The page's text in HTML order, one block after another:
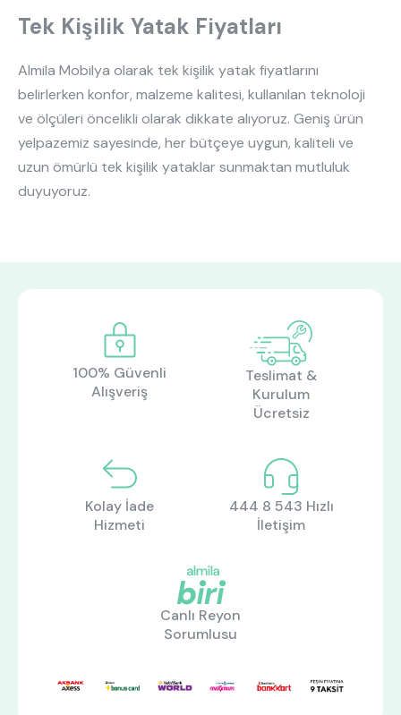
Tek Kişilik Yatak Fiyatları
Almila Mobilya olarak tek kişilik yatak fiyatlarını
belirlerken konfor, malzeme kalitesi, kullanılan teknoloji
ve ölçüleri öncelikli olarak dikkate alıyoruz. Geniş ürün
yelpazemiz sayesinde, her bütçeye uygun, kaliteli ve
uzun ömürlü tek kişilik yataklar sunmaktan mutluluk
duyuyoruz.
100% Güvenli
Alışveriş
Teslimat &
Kurulum
Ücretsiz
Kolay İade
Hizmeti
444 8 543 Hızlı
İletişim
Canlı Reyon
Sorumlusu